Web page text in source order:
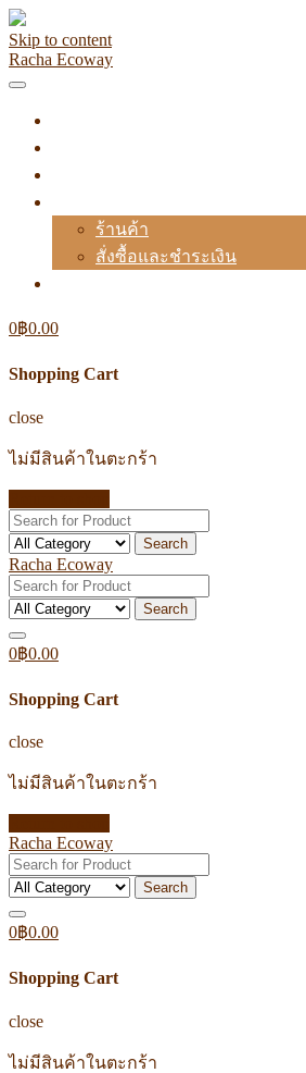
Skip to content
Racha Ecoway
ร้านค้า
สั่งซื้อและชำระเงิน
0฿0.00
Shopping Cart
close
ไม่มีสินค้าในตะกร้า
Search
Racha Ecoway
Search
0฿0.00
Shopping Cart
close
ไม่มีสินค้าในตะกร้า
Racha Ecoway
Search
0฿0.00
Shopping Cart
close
ไม่มีสินค้าในตะกร้า